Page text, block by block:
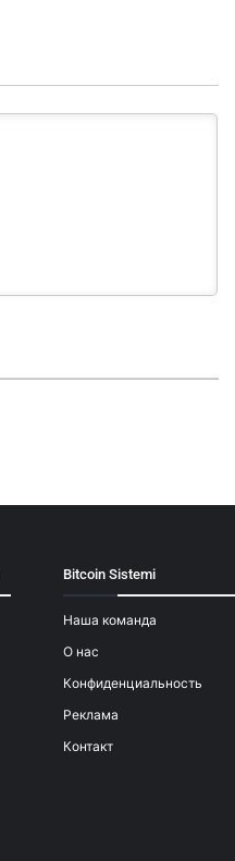
Bitcoin Sistemi
Наша команда
О нас
Конфиденциальность
Реклама
Контакт